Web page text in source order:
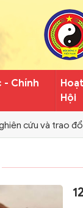
- Chính
Hội
cứu và trao